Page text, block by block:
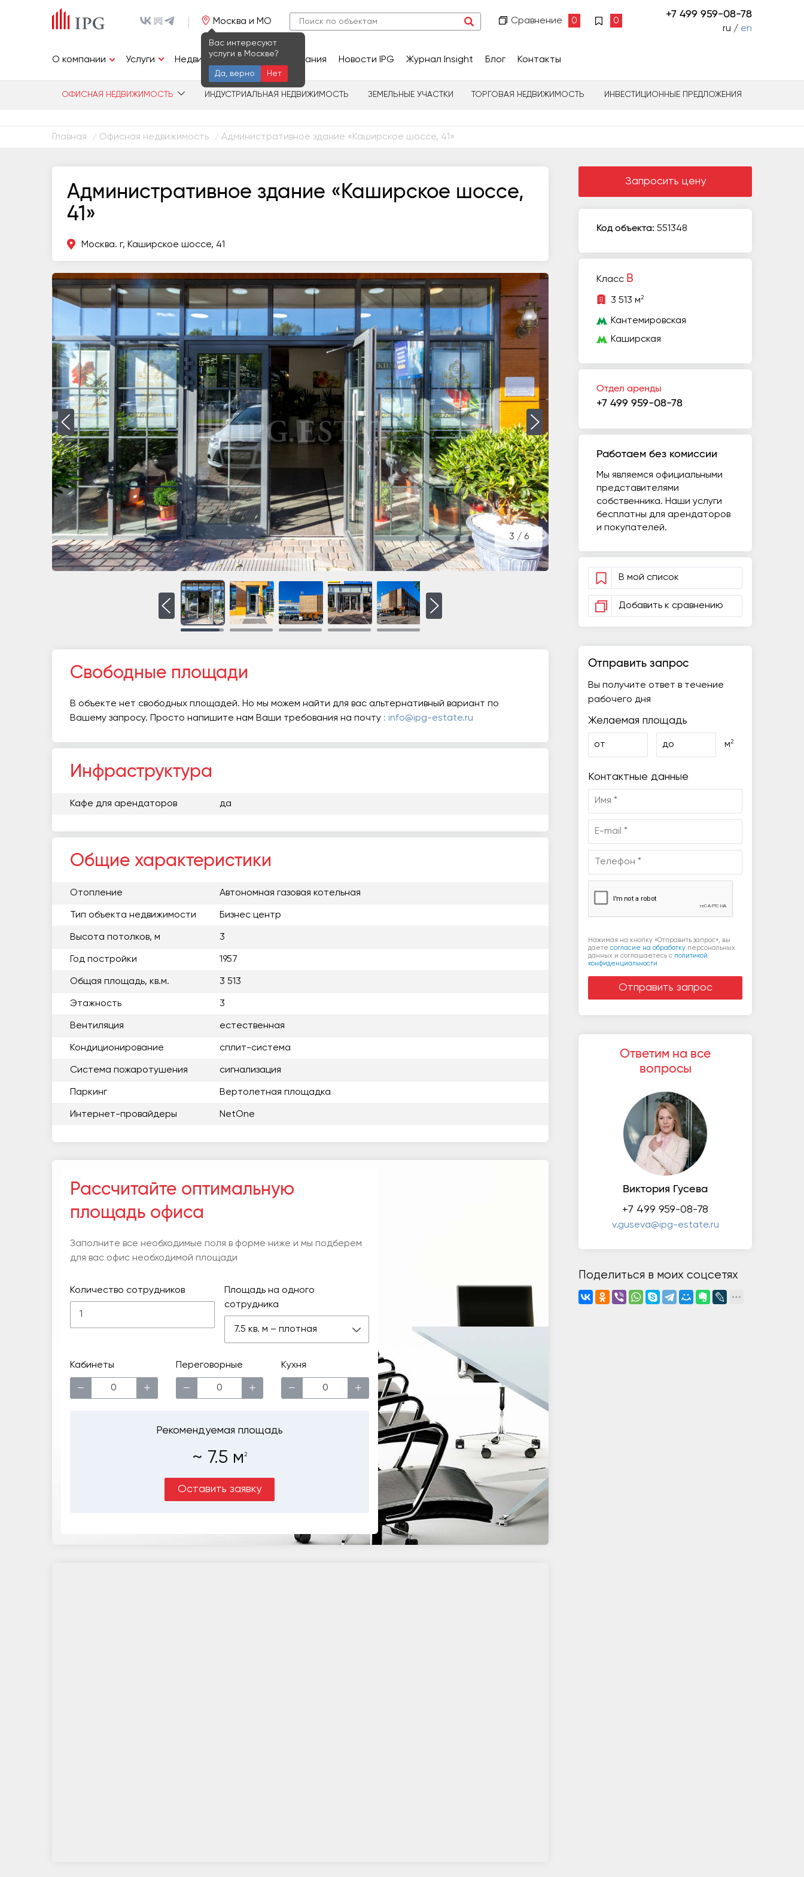
Москва и МО
Вас интересуют
услуги в Москве?
Да, верно Нет
Сравнение 0 0
+7 499 959-08-78
ru / en
О компании Услуги Недвижимость Исследования Новости IPG Журнал Insight Блог Контакты
ОФИСНАЯ НЕДВИЖИМОСТЬ ИНДУСТРИАЛЬНАЯ НЕДВИЖИМОСТЬ ЗЕМЕЛЬНЫЕ УЧАСТКИ ТОРГОВАЯ НЕДВИЖИМОСТЬ ИНВЕСТИЦИОННЫЕ ПРЕДЛОЖЕНИЯ
Главная / Офисная недвижимость / Административное здание «Каширское шоссе, 41»
Административное здание «Каширское шоссе,
41»
Москва. г, Каширское шоссе, 41
3 / 6
Свободные площади
В объекте нет свободных площадей. Но мы можем найти для вас альтернативный вариант по
Вашему запросу. Просто напишите нам Ваши требования на почту : info@ipg-estate.ru
Инфраструктура
Кафе для арендаторов да
Общие характеристики
Отопление Автономная газовая котельная
Тип объекта недвижимости Бизнес центр
Высота потолков, м 3
Год постройки 1957
Общая площадь, кв.м. 3 513
Этажность 3
Вентиляция естественная
Кондиционирование сплит-система
Система пожаротушения сигнализация
Паркинг Вертолетная площадка
Интернет-провайдеры NetOne
Рассчитайте оптимальную
площадь офиса
Заполните все необходимые поля в форме ниже и мы подберем
для вас офис необходимой площади
Количество сотрудников
Площадь на одного
сотрудника
7.5 кв. м – плотная
Кабинеты
− +
Переговорные
− +
Кухня
− +
Рекомендуемая площадь
~ 7.5 м 2
Оставить заявку
Запросить цену
Код объекта: 551348
Класс B
3 513 м2
Кантемировская
Каширская
Отдел аренды
+7 499 959-08-78
Работаем без комиссии
Мы являемся официальными
представителями
собственника. Наши услуги
бесплатны для арендаторов
и покупателей.
В мой список
Добавить к сравнению
Отправить запрос
Вы получите ответ в течение
рабочего дня
Желаемая площадь
от до м2
Контактные данные
Нажимая на кнопку «Отправить запрос», вы
даете согласие на обработку персональных
данных и соглашаетесь c политикой
конфиденциальности
Ответим на все
вопросы
Виктория Гусева
+7 499 959-08-78
v.guseva@ipg-estate.ru
Поделиться в моих соцсетях